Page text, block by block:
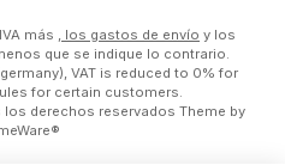
más , los gastos de envío y los
que se indique lo contrario.
VAT is reduced to 0% for
for certain customers.
derechos reservados Theme by